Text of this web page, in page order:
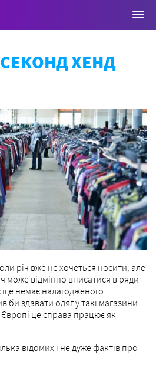
ХЕНД
річ вже не хочеться носити, але
може відмінно вписатися в ряди
ще немає налагодженого
би здавати одяг у такі магазини
це справа працює як
відомих і не дуже фактів про